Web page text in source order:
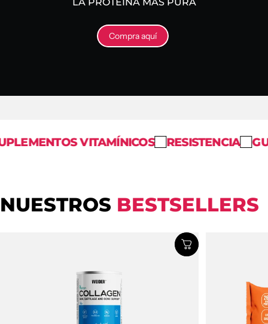
Compra aquí
VITAMÍNICOS RESISTENCIA
NUESTROS BESTSELLERS